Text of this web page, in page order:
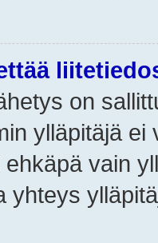
on
ylläpitäjä
vain
yhteys